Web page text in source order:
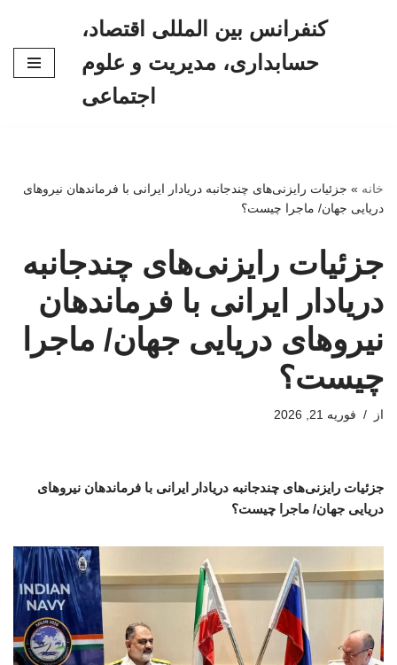
کنفرانس بین المللی اقتصاد،
حسابداری، مدیریت و علوم
اجتماعی
خانه » جزئیات رایزنی‌های چندجانبه دریادار ایرانی با فرماندهان نیروهای
دریایی جهان/ ماجرا چیست؟
جزئیات رایزنی‌های چندجانبه
دریادار ایرانی با فرماندهان
نیروهای دریایی جهان/ ماجرا
چیست؟
از فوریه 21, 2026
جزئیات رایزنی‌های چندجانبه دریادار ایرانی با فرماندهان نیروهای
دریایی جهان/ ماجرا چیست؟